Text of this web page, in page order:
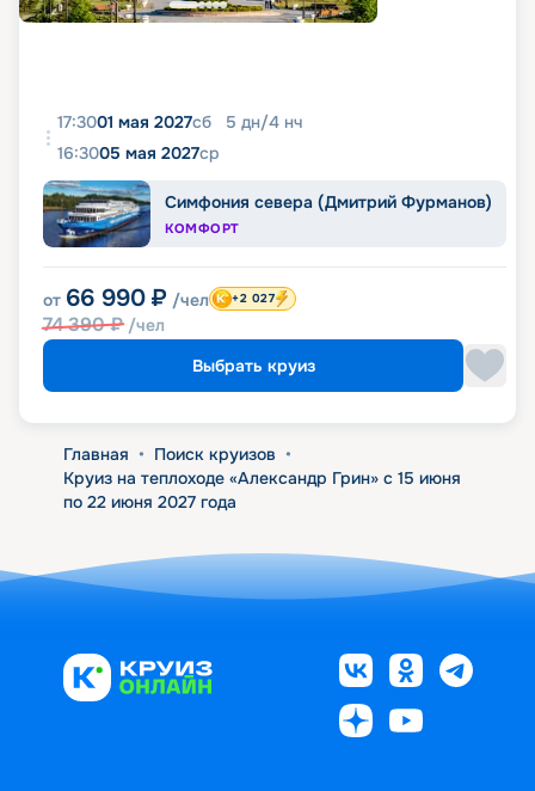
17:3001 мая 2027сб 5 дн/4 нч
16:3005 мая 2027ср
Симфония севера (Дмитрий Фурманов)
КОМФОРТ
от 66 990 ₽ /чел
74 390₽ /чел
+2 027
Выбрать круиз
Главная • Поиск круизов •
Круиз на теплоходе «Александр Грин» с 15 июня
по 22 июня 2027 года